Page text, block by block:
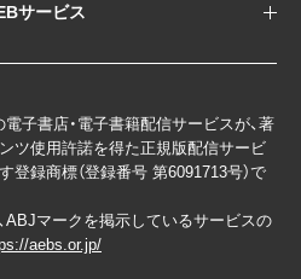
サービス
子書店・電子書籍配信サービスが、著
ツ使用許諾を得た正規版配信サービ
登録商標（登録番号 第6091713号）で
ABJマークを掲示しているサービスの
aebs.or.jp/